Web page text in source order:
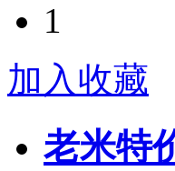
1
加入收藏
老米特